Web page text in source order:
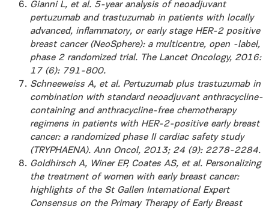
Gianni L, et al. 5-year analysis of neoadjuvant
pertuzumab and trastuzumab in patients with locally
advanced, inflammatory, or early stage HER-2 positive
breast cancer (NeoSphere): a multicentre, open -label,
phase 2 randomized trial. The Lancet Oncology, 2016:
17 (6): 791-800.
Schneeweiss A, et al. Pertuzumab plus trastuzumab in
combination with standard neoadjuvant anthracycline-
containing and anthracycline-free chemotherapy
regimens in patients with HER-2-positive early breast
cancer: a randomized phase II cardiac safety study
(TRYPHAENA). Ann Oncol, 2013; 24 (9): 2278-2284.
Goldhirsch A, Winer EP, Coates AS, et al. Personalizing
the treatment of women with early breast cancer:
highlights of the St Gallen International Expert
Consensus on the Primary Therapy of Early Breast